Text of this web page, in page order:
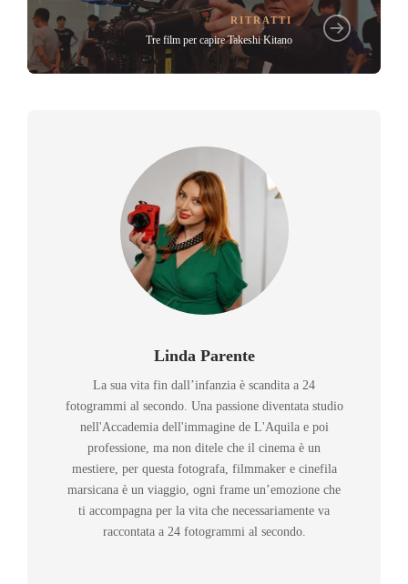
RITRATTI
Tre film per capire Takeshi Kitano
Linda Parente
La sua vita fin dall’infanzia è scandita a 24
fotogrammi al secondo. Una passione diventata studio
nell'Accademia dell'immagine de L'Aquila e poi
professione, ma non ditele che il cinema è un
mestiere, per questa fotografa, filmmaker e cinefila
marsicana è un viaggio, ogni frame un’emozione che
ti accompagna per la vita che necessariamente va
raccontata a 24 fotogrammi al secondo.